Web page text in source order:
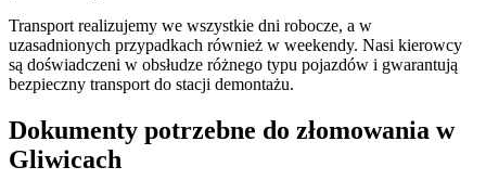
Transport realizujemy we wszystkie dni robocze, a w
uzasadnionych przypadkach również w weekendy. Nasi kierowcy
są doświadczeni w obsłudze różnego typu pojazdów i gwarantują
bezpieczny transport do stacji demontażu.
Dokumenty potrzebne do złomowania w
Gliwicach